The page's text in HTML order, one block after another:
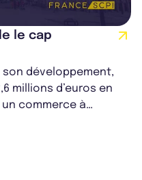
le cap
son développement,
millions d’euros en
commerce à
logisti...